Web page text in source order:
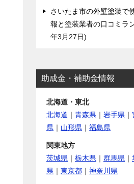
さいたま市の外壁塗装で
報と塗装業者の口コミラ
年3月27日
助成金・補助金情報
北海道・東北
北海道 ｜ 青森県 ｜ 岩手県 ｜
県 ｜ 山形県 ｜ 福島県
関東地方
茨城県 ｜ 栃木県 ｜ 群馬県 ｜
県 ｜ 東京都 ｜ 神奈川県